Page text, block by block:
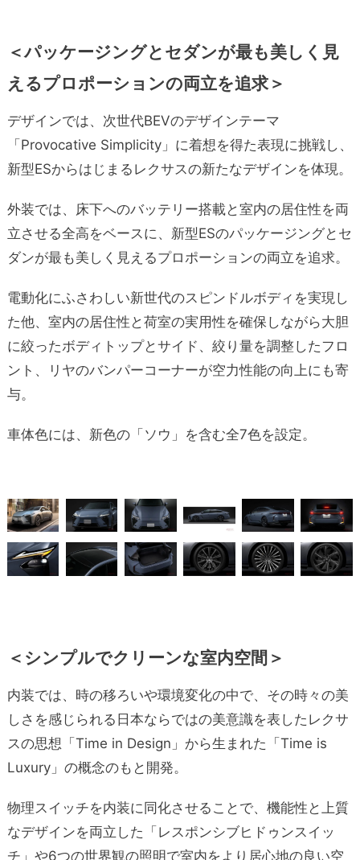
＜パッケージングとセダンが最も美しく見
えるプロポーションの両立を追求＞
デザインでは、次世代BEVのデザインテーマ
「Provocative Simplicity」に着想を得た表現に挑戦し、
新型ESからはじまるレクサスの新たなデザインを体現。
外装では、床下へのバッテリー搭載と室内の居住性を両
立させる全高をベースに、新型ESのパッケージングとセ
ダンが最も美しく見えるプロポーションの両立を追求。
電動化にふさわしい新世代のスピンドルボディを実現し
た他、室内の居住性と荷室の実用性を確保しながら大胆
に絞ったボディトップとサイド、絞り量を調整したフロ
ント、リヤのバンパーコーナーが空力性能の向上にも寄
与。
車体色には、新色の「ソウ」を含む全7色を設定。
＜シンプルでクリーンな室内空間＞
内装では、時の移ろいや環境変化の中で、その時々の美
しさを感じられる日本ならではの美意識を表したレクサ
スの思想「Time in Design」から生まれた「Time is
Luxury」の概念のもと開発。
物理スイッチを内装に同化させることで、機能性と上質
なデザインを両立した「レスポンシブヒドゥンスイッ
チ」や6つの世界観の照明で室内をより居心地の良い空